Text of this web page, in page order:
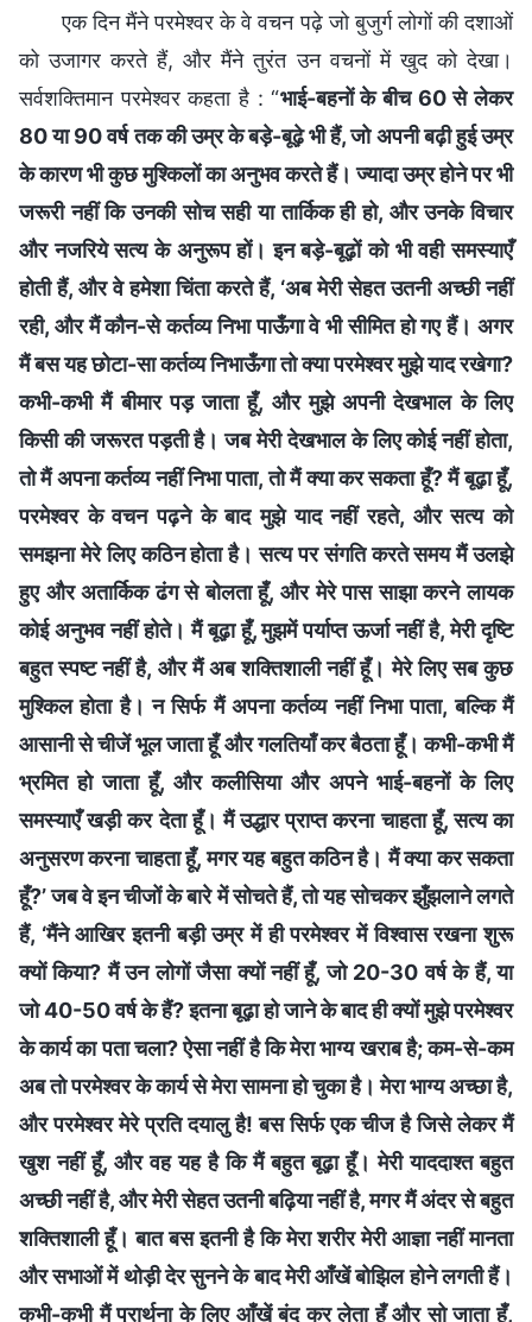
एक दिन मैंने परमेश्वर के वे वचन पढ़े जो बुजुर्ग लोगों की दशाओं
को उजागर करते हैं, और मैंने तुरंत उन वचनों में खुद को देखा।
सर्वशक्तिमान परमेश्वर कहता है : “भाई-बहनों के बीच 60 से लेकर
80 या 90 वर्ष तक की उम्र के बड़े-बूढ़े भी हैं, जो अपनी बढ़ी हुई उम्र
के कारण भी कुछ मुश्किलों का अनुभव करते हैं। ज्यादा उम्र होने पर भी
जरूरी नहीं कि उनकी सोच सही या तार्किक ही हो, और उनके विचार
और नजरिये सत्य के अनुरूप हों। इन बड़े-बूढ़ों को भी वही समस्याएँ
होती हैं, और वे हमेशा चिंता करते हैं, ‘अब मेरी सेहत उतनी अच्छी नहीं
रही, और मैं कौन-से कर्तव्य निभा पाऊँगा वे भी सीमित हो गए हैं। अगर
मैं बस यह छोटा-सा कर्तव्य निभाऊँगा तो क्या परमेश्वर मुझे याद रखेगा?
कभी-कभी मैं बीमार पड़ जाता हूँ, और मुझे अपनी देखभाल के लिए
किसी की जरूरत पड़ती है। जब मेरी देखभाल के लिए कोई नहीं होता,
तो मैं अपना कर्तव्य नहीं निभा पाता, तो मैं क्या कर सकता हूँ? मैं बूढ़ा हूँ,
परमेश्वर के वचन पढ़ने के बाद मुझे याद नहीं रहते, और सत्य को
समझना मेरे लिए कठिन होता है। सत्य पर संगति करते समय मैं उलझे
हुए और अतार्किक ढंग से बोलता हूँ, और मेरे पास साझा करने लायक
कोई अनुभव नहीं होते। मैं बूढ़ा हूँ, मुझमें पर्याप्त ऊर्जा नहीं है, मेरी दृष्टि
बहुत स्पष्ट नहीं है, और मैं अब शक्तिशाली नहीं हूँ। मेरे लिए सब कुछ
मुश्किल होता है। न सिर्फ मैं अपना कर्तव्य नहीं निभा पाता, बल्कि मैं
आसानी से चीजें भूल जाता हूँ और गलतियाँ कर बैठता हूँ। कभी-कभी मैं
भ्रमित हो जाता हूँ, और कलीसिया और अपने भाई-बहनों के लिए
समस्याएँ खड़ी कर देता हूँ। मैं उद्धार प्राप्त करना चाहता हूँ, सत्य का
अनुसरण करना चाहता हूँ, मगर यह बहुत कठिन है। मैं क्या कर सकता
हूँ?’ जब वे इन चीजों के बारे में सोचते हैं, तो यह सोचकर झुँझलाने लगते
हैं, ‘मैंने आखिर इतनी बड़ी उम्र में ही परमेश्वर में विश्वास रखना शुरू
क्यों किया? मैं उन लोगों जैसा क्यों नहीं हूँ, जो 20-30 वर्ष के हैं, या
जो 40-50 वर्ष के हैं? इतना बूढ़ा हो जाने के बाद ही क्यों मुझे परमेश्वर
के कार्य का पता चला? ऐसा नहीं है कि मेरा भाग्य खराब है; कम-से-कम
अब तो परमेश्वर के कार्य से मेरा सामना हो चुका है। मेरा भाग्य अच्छा है,
और परमेश्वर मेरे प्रति दयालु है! बस सिर्फ एक चीज है जिसे लेकर मैं
खुश नहीं हूँ, और वह यह है कि मैं बहुत बूढ़ा हूँ। मेरी याददाश्त बहुत
अच्छी नहीं है, और मेरी सेहत उतनी बढ़िया नहीं है, मगर मैं अंदर से बहुत
शक्तिशाली हूँ। बात बस इतनी है कि मेरा शरीर मेरी आज्ञा नहीं मानता
और सभाओं में थोड़ी देर सुनने के बाद मेरी आँखें बोझिल होने लगती हैं।
कभी-कभी मैं प्रार्थना के लिए आँखें बंद कर लेता हूँ और सो जाता हूँ,